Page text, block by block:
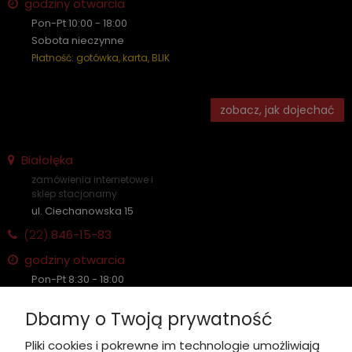
godziny otwarcia
Pon-Pt 10:00 - 18:00
Sobota nieczynne
Płatność: gotówka, karta, BLIK
zobacz, jak dojechać
Białołęka
zamówienia internetowe i
sklep stacjonarny
ul. Ciechanowska 15
(22) 846-15-83
godziny otwarcia
Pon-Pt 8:30 - 18:00
Płatność: gotówka, karta, BLIK
Dbamy o Twoją prywatność
Pliki cookies i pokrewne im technologie umożliwiają